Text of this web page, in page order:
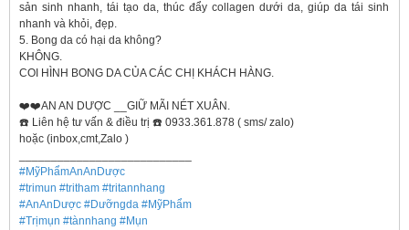
sản sinh nhanh, tái tạo da, thúc đẩy collagen dưới da, giúp da tái sinh
nhanh và khỏi, đẹp.
5. Bong da có hại da không?
KHÔNG.
COI HÌNH BONG DA CỦA CÁC CHỊ KHÁCH HÀNG.
❤️❤️AN AN DƯỢC __GIỮ MÃI NÉT XUÂN.
☎️ Liên hệ tư vấn & điều trị ☎️ 0933.361.878 ( sms/ zalo)
hoặc (inbox,cmt,Zalo )
#MỹPhẩmAnAnDược
#trimun #tritham #tritannhang
#AnAnDược #Dưỡngda #MỹPhẩm
#Trịmụn #tànnhang #Mụn